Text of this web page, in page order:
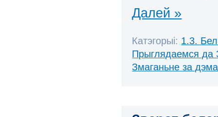
Далей »
Катэгорыі: 1.3.
Прыглядаемся да
Змаганьне за